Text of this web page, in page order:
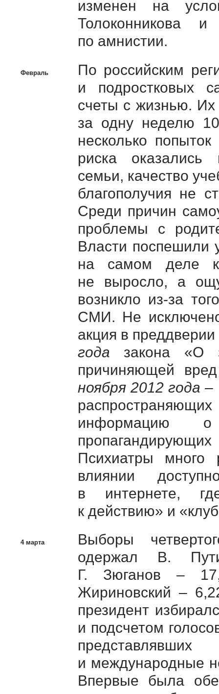
изменен на
Толоконникова
по амнистии.
Февраль
По российским
и подростковых
счеты с жизнью.
за одну неделю
несколько
риска оказались
семьи, качество
благополучия не
Среди причин
проблемы с
Власти поспешили
на самом деле
не выросло, а
возникло из-за
СМИ. Не
акция в
года закона «О
причиняющей
ноября 2012 года –
информацию
Психиатры много
влиянии
в интернете,
к действию» и
4 марта
Выборы
одержал В.
Г. Зюганов –
Жириновский –
президент
и подсчетом
и международные
Впервые была